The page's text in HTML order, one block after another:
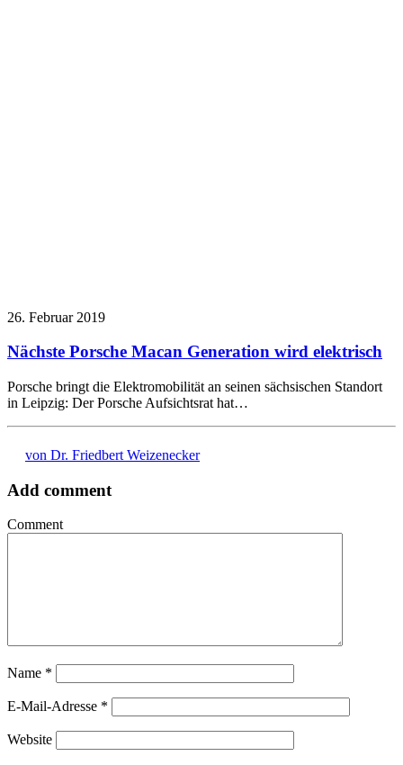
26. Februar 2019
Nächste Porsche Macan Generation wird elektrisch
Porsche bringt die Elektromobilität an seinen sächsischen Standort
in Leipzig: Der Porsche Aufsichtsrat hat…
von Dr. Friedbert Weizenecker
Add comment
Comment
Name *
E-Mail-Adresse *
Website